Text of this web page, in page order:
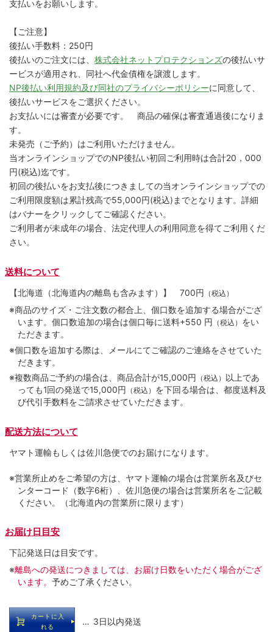
支払いをお願いします。
【ご注意】
後払い手数料：250円
後払いのご注文には、 株式会社ネットプロテクションズの後払いサ
ービスが適用され、同社へ代金債権を譲渡します。
NP後払い利用規約及び同社のプライバシーポリシーに同意して、
後払いサービスをご選択ください。
お支払いには審査が必要です。 商品の確保は審査通過後になりま
す。
未発売（ご予約）はご利用いただけません。
当オンラインショップでのNP後払い初回ご利用時は合計20，000
円(税込)迄です。
初回の後払いをお支払後につきましての当オンラインショップでの
ご利用限度額は累計残高で55,000円(税込)までとなります。詳細
はバナーをクリックしてご確認ください。
ご利用者が未成年の場合、法定代理人の利用同意を得てご利用くだ
さい。
送料について
【北海道（北海道内の離島も含みます）】 700円 （税込）
※商品のサイズ・ご注文数の都合上、個口数を追加する場合がござ
います。個口数追加の場合は個口毎に送料+550 円 （税込） をい
ただきます。
※個口数を追加する際は、メールにてご確認のご連絡をさせていた
だきます。
※複数商品ご予約の場合は、商品合計が15,000円 （税込） 以上であ
っても1回の発送で15,000円 （税込） を下回る場合は、都度送料及
び代引手数料をご請求させていただきます。
配送方法について
ヤマト運輸もしくは佐川急便でのお届けになります。
※営業所止めをご希望の方は、ヤマト運輸の場合は営業所名及びセ
ンターコード（数字6桁）、佐川急便の場合は営業所名をご記載
ください。（北海道内の営業所に限ります）
お届け日目安
下記発送日は目安です。
※離島への発送につきましては、お届け日数をいただく場合がござ
います。 予めご了承ください。
カートに入
れる
… 3日以内発送